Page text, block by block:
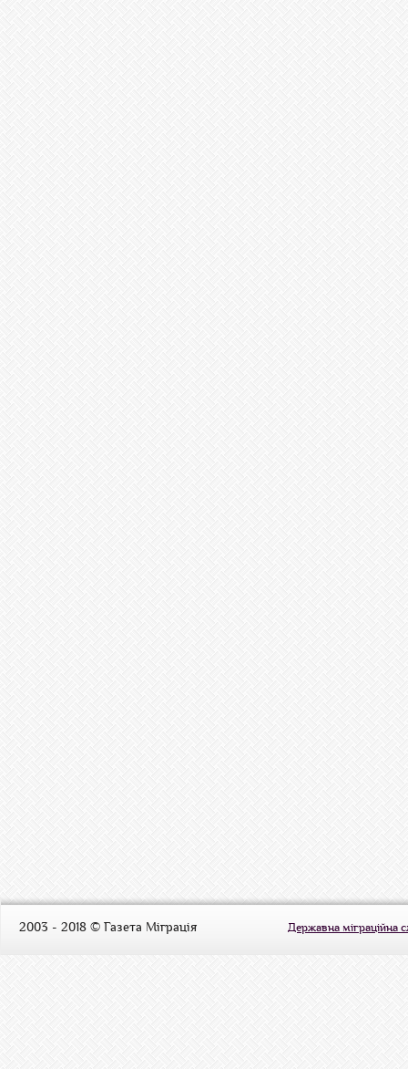
2003 - 2018 © Газета Міграція Державна міграційна